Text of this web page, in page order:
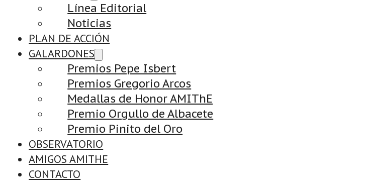
Línea Editorial
Noticias
PLAN DE ACCIÓN
GALARDONES
Premios Pepe Isbert
Premios Gregorio Arcos
Medallas de Honor AMIThE
Premio Orgullo de Albacete
Premio Pinito del Oro
OBSERVATORIO
AMIGOS AMITHE
CONTACTO